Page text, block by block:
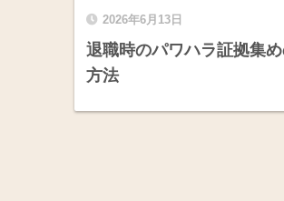
2026年6月13日
退職時のパワハラ証拠集
方法